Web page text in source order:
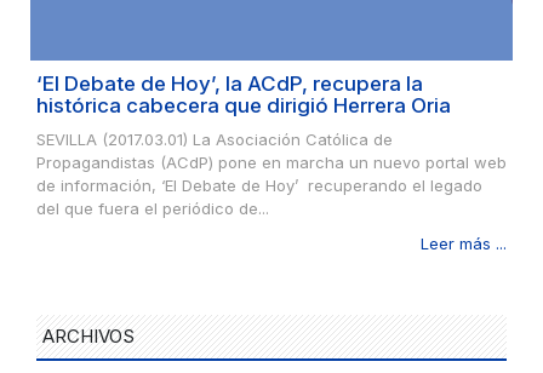
‘El Debate de Hoy’, la ACdP, recupera la
histórica cabecera que dirigió Herrera Oria
SEVILLA (2017.03.01) La Asociación Católica de
Propagandistas (ACdP) pone en marcha un nuevo portal web
de información, ‘El Debate de Hoy’ recuperando el legado
del que fuera el periódico de...
Leer más ...
ARCHIVOS